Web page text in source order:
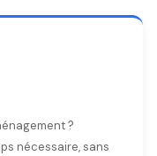
?
nécessaire, sans